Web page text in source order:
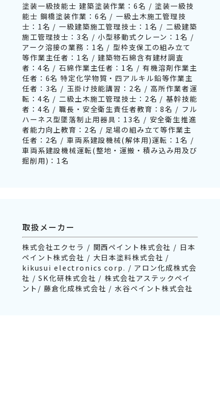
塗装一級技能士 建築塗装作業：6名 / 塗装一級技
能士 鋼橋塗装作業：6名 / 一級土木施工管理技
士：1名 / 一級建築施工管理技士：1名 / 二級建築
施工管理技士：3名 / 小型移動式クレーン：1名 /
アーク溶接の業務：1名 / 型枠支保工の組み立て
等作業主任者：1名 / 建築物石綿含有建材調査
者：4名 / 石綿作業主任者：1名 / 有機溶剤作業主
任者：6名 特定化学物質・四アルキル鉛等作業主
任者：3名 / 玉掛け技能講習：2名 / 高所作業者運
転：4名 / 二級土木施工管理技士：2名 / 基幹技能
者：4名 / 職長・安全衛生責任者教育：8名 / フル
ハーネス型墜落制止用器具：13名 / 安全衛生推進
者能力向上教育：2名 / 足場の組み立て等作業主
任者：2名 / 車両系建設機械(解体用)運転：1名 /
車両系建設機械運転(整地・運搬・積み込み用及び
掘削用)：1名
取扱メーカー
株式会社エクセラ / 関西ペイント株式会社 / 日本
ペイント株式会社 / 大日本塗料株式会社 /
kikusui electronics corp. / アロン化成株式会
社 / SK化研株式会社 / 株式会社アステックペイ
ント/ 藤倉化成株式会社 / 水谷ペイント株式会社